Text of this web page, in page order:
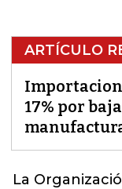
ARTÍCULO
17% por
La